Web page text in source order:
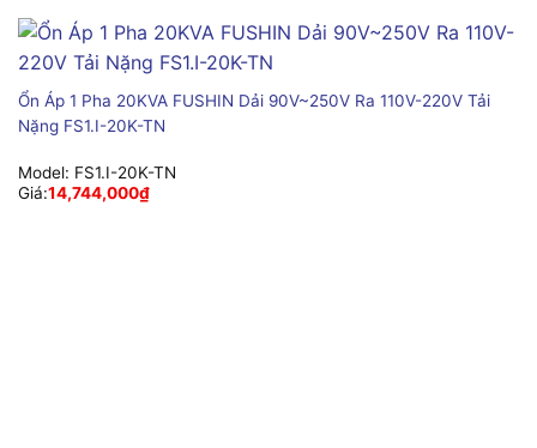
Ổn Áp 1 Pha 20KVA FUSHIN Dải 90V~250V Ra 110V-220V Tải
Nặng FS1.I-20K-TN
Model: FS1.I-20K-TN
Giá:14,744,000₫